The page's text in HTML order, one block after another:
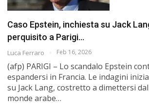
Caso Epstein, inchiesta su Jack
perquisito a Parigi…
Luca Ferraro Feb 16, 2026
(afp) PARIGI – Lo scandalo Epstein
espandersi in Francia. Le indagini
su Jack Lang, costretto a dimettersi
monde arabe…